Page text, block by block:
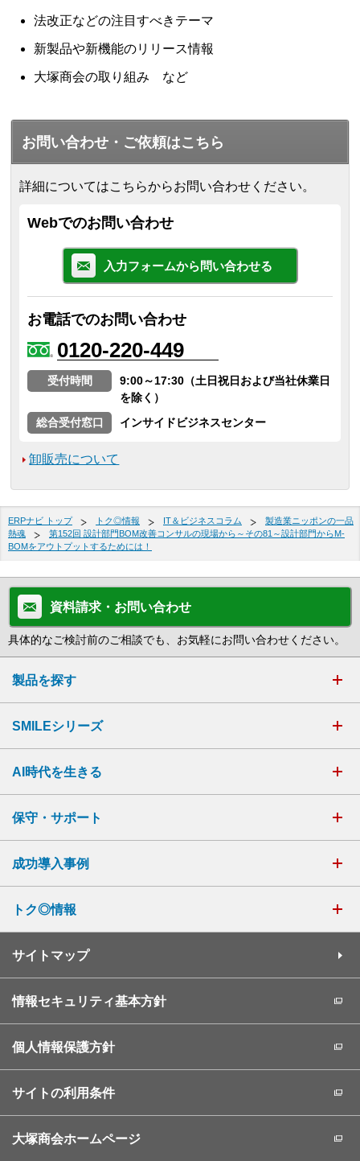
法改正などの注目すべきテーマ
新製品や新機能のリリース情報
大塚商会の取り組み など
お問い合わせ・ご依頼はこちら
詳細についてはこちらからお問い合わせください。
Webでのお問い合わせ
入力フォームから問い合わせる
お電話でのお問い合わせ
0120-220-449
受付時間
9:00～17:30（土日祝日および当社休業日
を除く）
総合受付窓口
インサイドビジネスセンター
卸販売について
ERPナビ トップ トク◎情報 IT＆ビジネスコラム
製造業ニッポンの一品
熱魂
第152回 設計部門BOM改善コンサルの現場から～その81～設計部門からM-
BOMをアウトプットするためには！
資料請求・お問い合わせ
具体的なご検討前のご相談でも、お気軽にお問い合わせください。
製品を探す
SMILEシリーズ
AI時代を生きる
保守・サポート
成功導入事例
トク◎情報
サイトマップ
情報セキュリティ基本方針
個人情報保護方針
サイトの利用条件
大塚商会ホームページ